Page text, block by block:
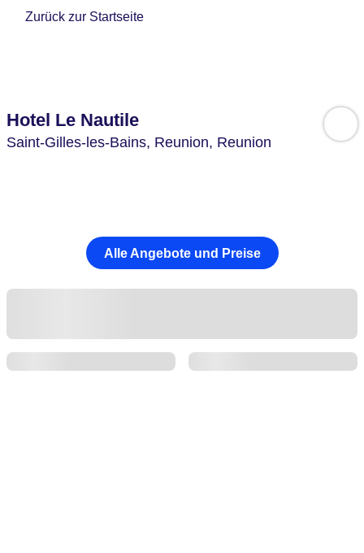
Zurück zur Startseite
Hotel Le Nautile
Saint-Gilles-les-Bains, Reunion, Reunion
Alle Angebote und Preise